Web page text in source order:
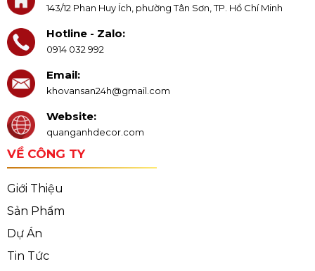
143/12 Phan Huy Ích, phường Tân Sơn, TP. Hồ Chí Minh
Hotline - Zalo:
0914 032 992
Email:
khovansan24h@gmail.com
Website:
quanganhdecor.com
VỀ CÔNG TY
Giới Thiệu
Sản Phẩm
Dự Án
Tin Tức